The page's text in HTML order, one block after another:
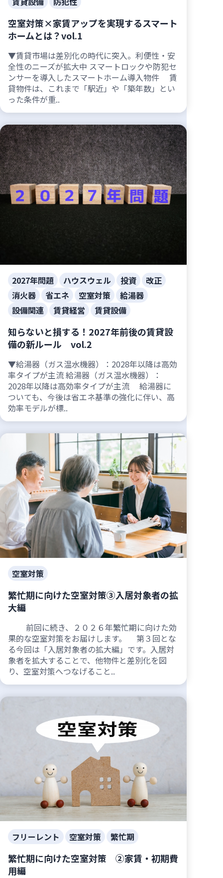
空室対策×家賃アップを実現するスマート
ホームとは？vol.1
▼賃貸市場は差別化の時代に突入。利便性・安
全性のニーズが拡大中 スマートロックや防犯セ
ンサーを導入したスマートホーム導入物件 賃
貸物件は、これまで「駅近」や「築年数」とい
った条件が重..
2027年問題 ハウスウェル 投資
改正
消火器
省エネ 空室対策
給湯器
設備関連
賃貸経営 賃貸設備
知らないと損する！2027年前後の賃貸設
備の新ルール vol.2
▼給湯器（ガス温水機器）：2028年以降は高効
率タイプが主流 給湯器（ガス温水機器）：
2028年以降は高効率タイプが主流 給湯器に
ついても、今後は省エネ基準の強化に伴い、高
効率モデルが標..
空室対策
繁忙期に向けた空室対策③入居対象者の拡
大編
前回に続き、２０２６年繁忙期に向けた効
果的な空室対策をお届けします。 第３回とな
る今回は「入居対象者の拡大編」です。入居対
象者を拡大することで、他物件と差別化を図
り、空室対策へつなげること..
フリーレント 空室対策 繁忙期
繁忙期に向けた空室対策 ②家賃・初期費
用編